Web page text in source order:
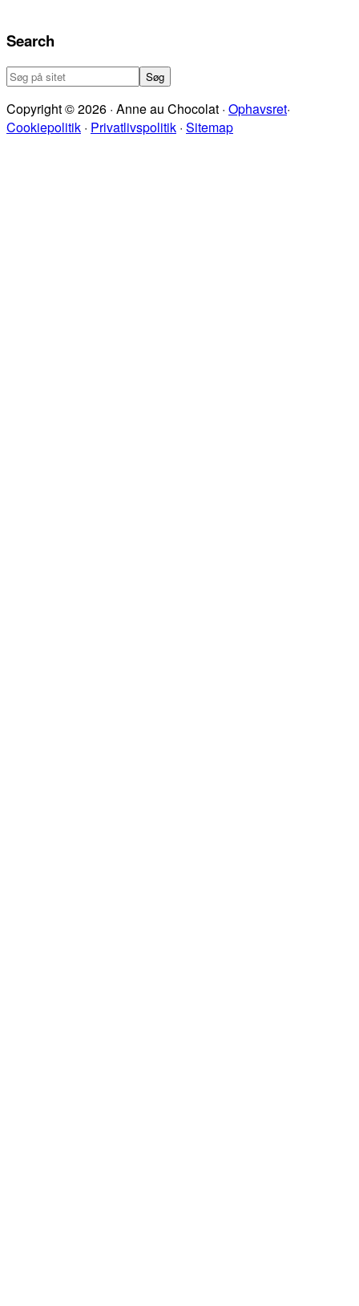
Search
Søg
sitet
Copyright © 2026 · Anne au Chocolat · Ophavsret·
Cookiepolitik · Privatlivspolitik · Sitemap